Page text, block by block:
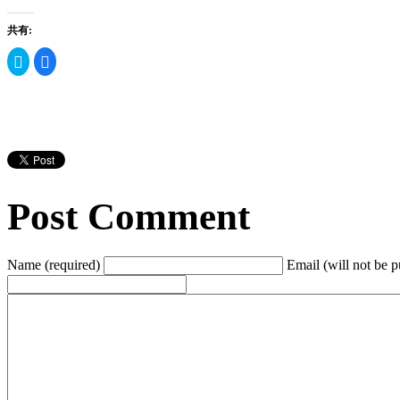
共有:
ク
リ
有
(新
ィ
ン
ド
開
き
す)
Facebook
で
リ
ッ
く
だ
さ
し
い
ィ
Post Comment
Name (required) Email (will not be